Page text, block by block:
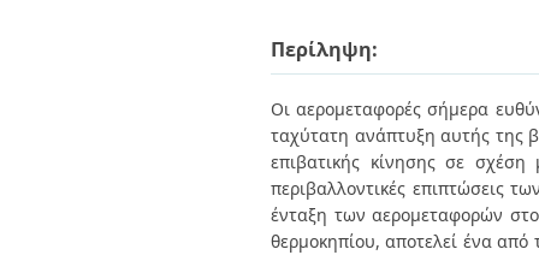
Περίληψη:
Οι αερομεταφορές σήμερα
ταχύτατη ανάπτυξη αυτής της
επιβατικής κίνησης σε
περιβαλλοντικές επιπτώσεις
ένταξη των αερομεταφορών
θερμοκηπίου, αποτελεί ένα